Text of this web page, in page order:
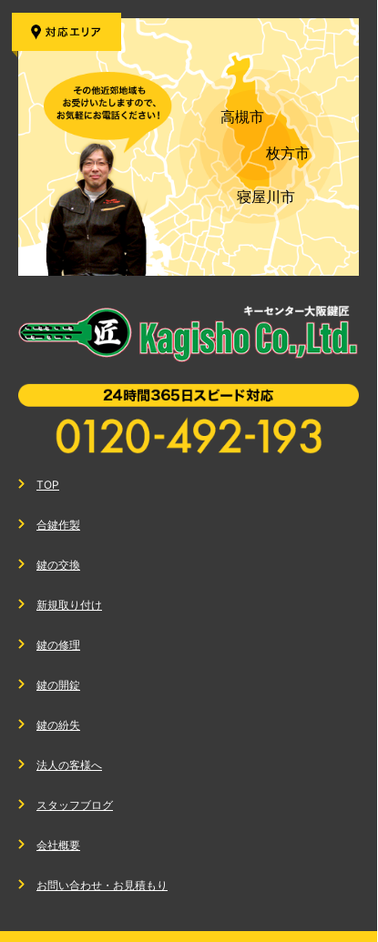
高槻市
枚方市
寝屋川市
TOP
合鍵作製
鍵の交換
新規取り付け
鍵の修理
鍵の開錠
鍵の紛失
法人の客様へ
スタッフブログ
会社概要
お問い合わせ・お見積もり